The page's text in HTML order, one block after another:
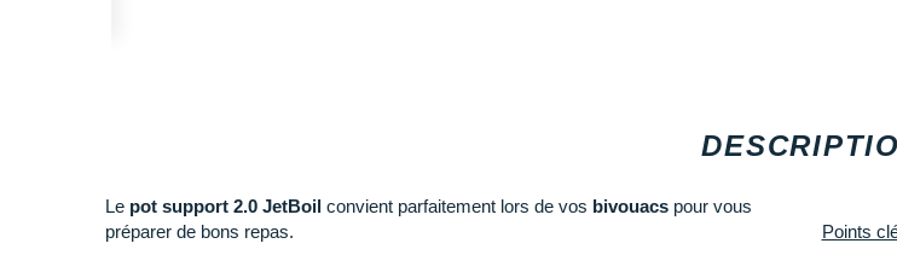
Le pot support 2.0 JetBoil convient parfaitement lors de vos bivouacs pour vous
préparer de bons repas.
Points